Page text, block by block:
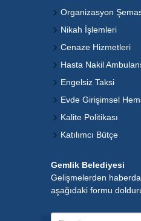
Organizasyon
Nikah İşlemleri
Cenaze Hizmetleri
Hasta Nakil
Engelsiz Taksi
Evde Girişimsel
Kalite Politikası
Katılımcı Bütçe
Gemlik Belediyesi
Gelişmelerden
aşağıdaki formu